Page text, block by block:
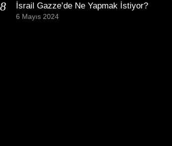
İsrail Gazze’de Ne Yapmak İstiyor?
6 Mayıs 2024